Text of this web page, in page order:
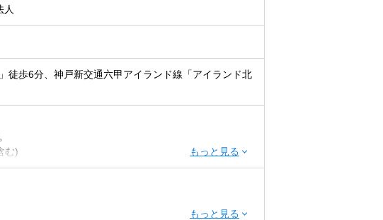
人
徒歩6分、神戸新交通六甲アイランド線「アイランド北
む)
いたします。